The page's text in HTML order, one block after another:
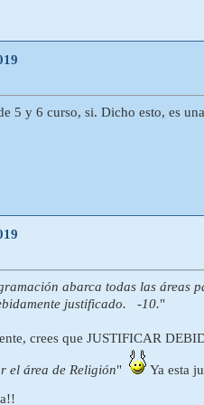
5 y 6 curso, si. Dicho esto, es
abarca todas las áreas
justificado. -10."
crees que JUSTIFICAR
el área de Religión"
Ya esta